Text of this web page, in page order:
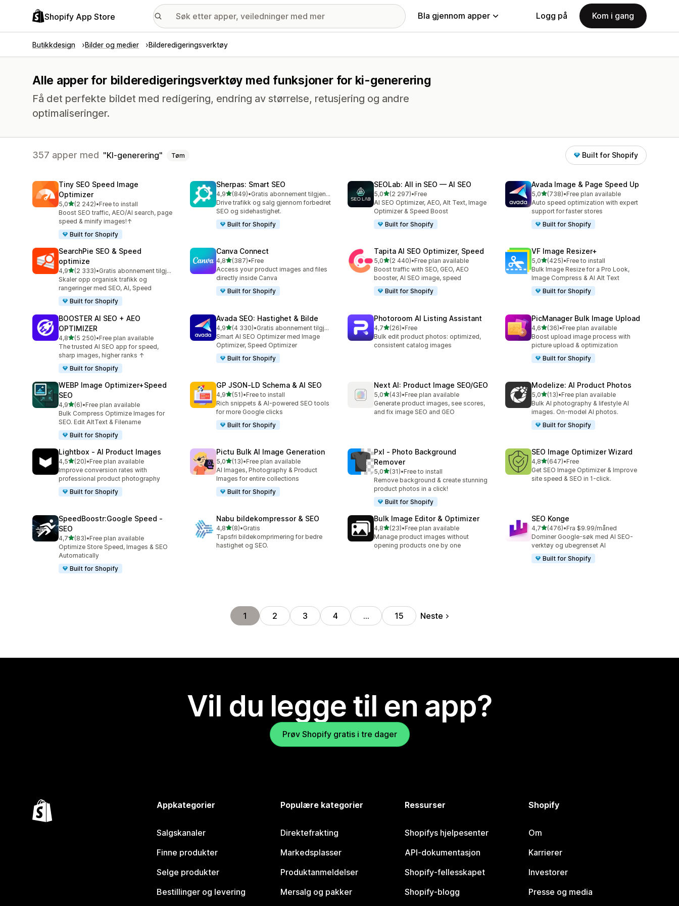
Shopify App Store Bla gjennom apper Logg på Kom i gang
Butikkdesign Bilder og medier Bilderedigeringsverktøy
Alle apper for bilderedigeringsverktøy med funksjoner for ki-generering
Få det perfekte bildet med redigering, endring av størrelse, retusjering og andre
optimaliseringer.
357 apper med KI-generering Tøm Built for Shopify
Tiny SEO Speed Image
Optimizer
5,0av 5 stjerner
(2 242)
Totalt 2242 omtaler
•Free to install
Boost SEO traffic, AEO/AI search, page
speed & minify images!↑
Built for Shopify
Sherpas: Smart SEO
4,9av 5 stjerner
(849)
Totalt 849 omtaler
•
Gratis abonnement tilgjengelig
Drive trafikk og salg gjennom forbedret
SEO og sidehastighet.
Built for Shopify
SEOLab: All in SEO — AI SEO
5,0av 5 stjerner
(2 297)
Totalt 2297 omtaler
•Free
AI SEO Optimizer, AEO, Alt Text, Image
Optimizer & Speed Boost
Built for Shopify
Avada Image & Page Speed Up
5,0av 5 stjerner
(738)
Totalt 738 omtaler
•Free plan available
Auto speed optimization with expert
support for faster stores
Built for Shopify
SearchPie SEO & Speed
optimize
4,9av 5 stjerner
(2 333)
Totalt 2333 omtaler
•
Gratis abonnement tilgjengelig
Skaler opp organisk trafikk og
rangeringer med SEO, AI, Speed
Built for Shopify
Canva Connect
4,8av 5 stjerner
(387)
Totalt 387 omtaler
•Free
Access your product images and files
directly inside Canva
Built for Shopify
Tapita AI SEO Optimizer, Speed
5,0av 5 stjerner
(2 440)
Totalt 2440 omtaler
•Free plan available
Boost traffic with SEO, GEO, AEO
booster, AI SEO image, speed
Built for Shopify
VF Image Resizer+
5,0av 5 stjerner
(425)
Totalt 425 omtaler
•Free to install
Bulk Image Resize for a Pro Look,
Image Compress & AI Alt Text
Built for Shopify
BOOSTER AI SEO + AEO
OPTIMIZER
4,8av 5 stjerner
(5 250)
Totalt 5250 omtaler
•Free plan available
The trusted AI SEO app for speed,
sharp images, higher ranks ↑
Built for Shopify
Avada SEO: Hastighet & Bilde
4,9av 5 stjerner
(4 330)
Totalt 4330 omtaler
•
Gratis abonnement tilgjengelig
Smart AI SEO Optimizer med Image
Optimizer, Speed Optimizer
Built for Shopify
Photoroom AI Listing Assistant
4,7av 5 stjerner
(26)
Totalt 26 omtaler
•Free
Bulk edit product photos: optimized,
consistent catalog images
PicManager Bulk Image Upload
4,6av 5 stjerner
(36)
Totalt 36 omtaler
•Free plan available
Boost upload image process with
picture upload & optimization
Built for Shopify
WEBP Image Optimizer+Speed
SEO
4,9av 5 stjerner
(6)
Totalt 6 omtaler
•Free plan available
Bulk Compress Optimize Images for
SEO. Edit AltText & Filename
Built for Shopify
GP JSON‑LD Schema & AI SEO
4,9av 5 stjerner
(51)
Totalt 51 omtaler
•Free to install
Rich snippets & AI-powered SEO tools
for more Google clicks
Built for Shopify
Next AI: Product Image SEO/GEO
5,0av 5 stjerner
(43)
Totalt 43 omtaler
•Free plan available
Generate product images, see scores,
and fix image SEO and GEO
Modelize: AI Product Photos
5,0av 5 stjerner
(13)
Totalt 13 omtaler
•Free plan available
Bulk AI photography & lifestyle AI
images. On-model AI photos.
Built for Shopify
Lightbox ‑ AI Product Images
4,5av 5 stjerner
(20)
Totalt 20 omtaler
•Free plan available
Improve conversion rates with
professional product photography
Built for Shopify
Pictu Bulk AI Image Generation
5,0av 5 stjerner
(13)
Totalt 13 omtaler
•Free plan available
AI Images, Photography & Product
Images for entire collections
Built for Shopify
Pxl ‑ Photo Background
Remover
5,0av 5 stjerner
(31)
Totalt 31 omtaler
•Free to install
Remove background & create stunning
product photos in a click!
Built for Shopify
SEO Image Optimizer Wizard
4,8av 5 stjerner
(647)
Totalt 647 omtaler
•Free
Get SEO Image Optimizer & Improve
site speed & SEO in 1-click.
SpeedBoostr:Google Speed ‑
SEO
4,7av 5 stjerner
(83)
Totalt 83 omtaler
•Free plan available
Optimize Store Speed, Images & SEO
Automatically
Built for Shopify
Nabu bildekompressor & SEO
4,8av 5 stjerner
(8)
Totalt 8 omtaler
•Gratis
Tapsfri bildekomprimering for bedre
hastighet og SEO.
Bulk Image Editor & Optimizer
4,8av 5 stjerner
(23)
Totalt 23 omtaler
•Free plan available
Manage product images without
opening products one by one
SEO Konge
4,7av 5 stjerner
(476)
Totalt 476 omtaler
•Fra $9.99/måned
Dominer Google-søk med AI SEO-
verktøy og ubegrenset AI
Built for Shopify
1 2 3 4 … 15 Neste
Vil du legge til en app?
Prøv Shopify gratis i tre dager
Appkategorier
Salgskanaler
Finne produkter
Selge produkter
Bestillinger og levering
Populære kategorier
Direktefrakting
Markedsplasser
Produktanmeldelser
Mersalg og pakker
Ressurser
Shopifys hjelpesenter
API-dokumentasjon
Shopify-fellesskapet
Shopify-blogg
Shopify
Om
Karrierer
Investorer
Presse og media